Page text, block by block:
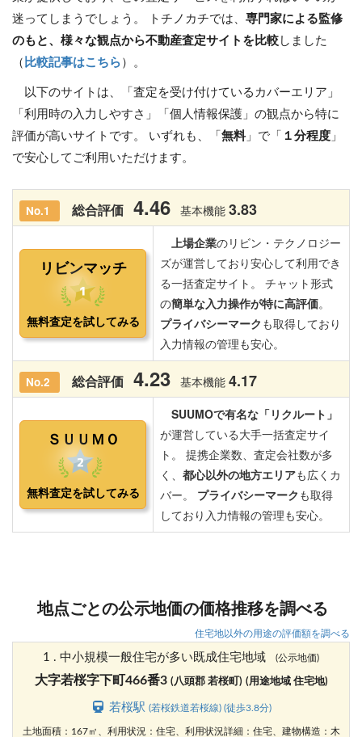
迷ってしまうでしょう。 トチノカチでは、 専門家による監修
のもと、様々な観点から不動産査定サイトを比較 しました
（ 比較記事はこちら ）。
以下のサイトは、「査定を受け付けているカバーエリア」
「利用時の入力しやすさ」「個人情報保護」の観点から特に
評価が高いサイトです。 いずれも、「 無料」で「 １分程度 」
で安心してご利用いただけます。
地点ごとの公示地価の価格推移を調べる
住宅地以外の用途の評価額を調べる
1 . 中小規模一般住宅が多い既成住宅地域 (公示地価)
大字若桜字下町466番3 (八頭郡 若桜町) (用途地域 住宅地)
若桜駅(若桜鉄道若桜線) (徒歩3.8分)
土地面積：167㎡、利用状況：住宅、利用状況詳細：住宅、建物構造：木